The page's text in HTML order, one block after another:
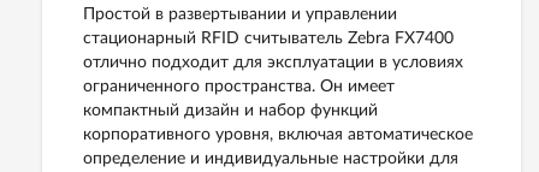
Простой в развертывании и управлении
стационарный RFID считыватель Zebra FX7400
отлично подходит для эксплуатации в условиях
ограниченного пространства. Он имеет
компактный дизайн и набор функций
корпоративного уровня, включая автоматическое
определение и индивидуальные настройки для